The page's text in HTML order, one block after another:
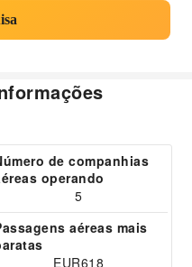
de companhias
operando
5
aéreas mais
EUR618